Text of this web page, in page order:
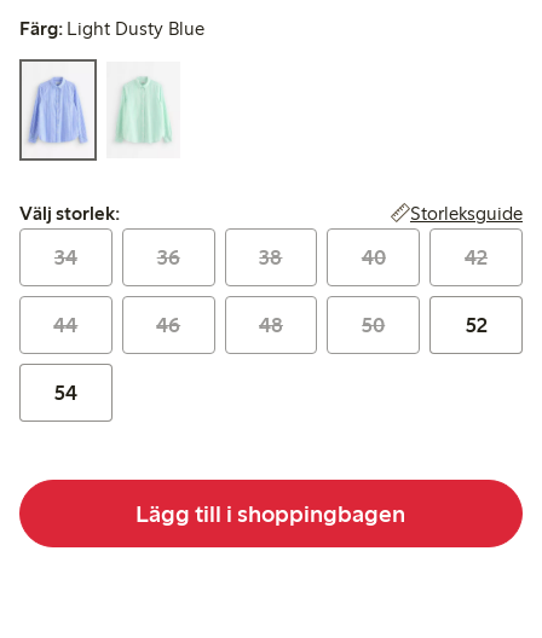
Färg: Light Dusty Blue
Välj storlek:
Välj storlek: Storleksguide
34 36 38 40 42
44 46 48 50 52
54
Lägg till i shoppingbagen